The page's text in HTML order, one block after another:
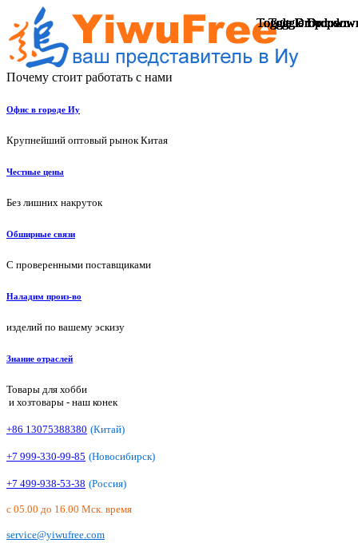
Почему стоит работать с нами
Офис в городе Иу
Крупнейший оптовый рынок Китая
Честные цены
Без лишних накруток
Обширные связи
С проверенными поставщиками
Наладим произ-во
изделий по вашему эскизу
Знание отраслей
Товары для хобби
и хозтовары - наш конек
+86 13075388380 (Китай)
+7 999-330-99-85 (Новосибирск)
+7 499-938-53-38 (Россия)
с 05.00 до 16.00 Мск. время
service@yiwufree.com
Toggle
Toggle Dropdown
Toggle
Toggle
Toggle Dropdown
Toggle
Toggle Dropdown
Toggle Dropdown
Toggle Dropdown
Toggle Dropdown
Toggle Dropdown
Toggle Dropdown
Toggle Dropdown
Toggle Dropdown
Toggle Dropdown
Toggle Dropdown
Toggle Dropdown
Toggle Dropdown
Toggle
Toggle